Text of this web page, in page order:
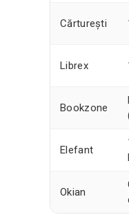
Cărturești
Librex
Bookzone
Elefant
Okian